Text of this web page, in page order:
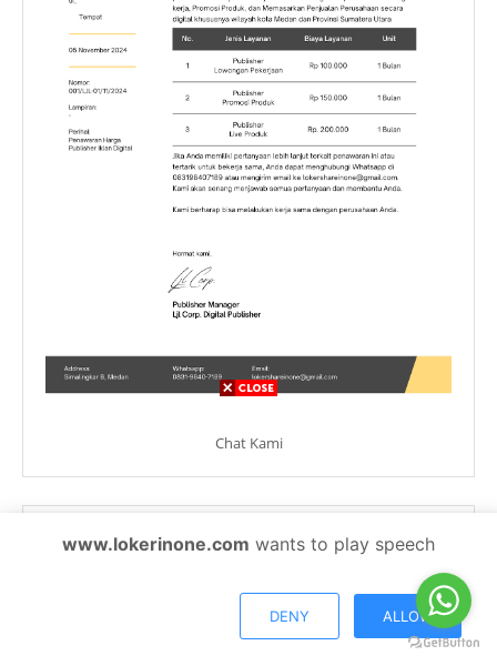
Chat Kami
Curricullum Vitae
www.lokerinone.com wants to play speech
DENY ALLOW